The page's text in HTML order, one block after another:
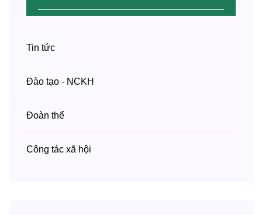
Tin tức
Đào tạo - NCKH
Đoàn thể
Công tác xã hội